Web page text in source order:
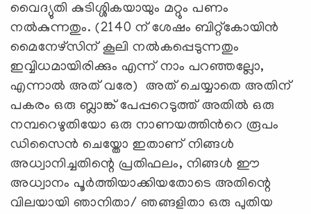
വൈദ്യുതി കുടിശ്ശികയായും മറ്റും പണം
നൽകുന്നതും. (2140 ന് ശേഷം ബിറ്റ്കോയിന്‍
മൈനേഴ്സിന് കൂലി നല്‍കപ്പെടുന്നതും
ഇവ്വിധമായിരിക്കും എന്ന് നാം പറഞ്ഞല്ലോ,
എന്നാല്‍ അത് വരേ) അത് ചെയ്യാതെ അതിന്
പകരം ഒരു ബ്ലാങ്ക് പേപ്പറെടുത്ത് അതിൽ ഒരു
നമ്പറെഴുതിയോ ഒരു നാണയത്തിന്‍റെ രൂപം
ഡിസൈന്‍ ചെയ്തോ ഇതാണ് നിങ്ങൾ
അധ്വാനിച്ചതിന്റെ പ്രതിഫലം, നിങ്ങൾ ഈ
അധ്വാനം പൂർത്തിയാക്കിയതോടെ അതിന്റെ
വിലയായി ഞാനിതാ/ ഞങ്ങളിതാ ഒരു പുതിയ